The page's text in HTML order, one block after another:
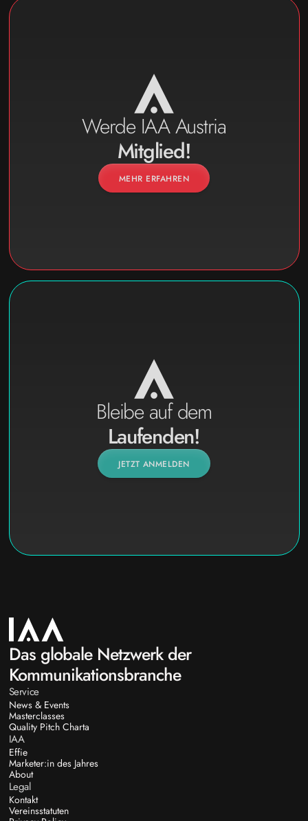
Werde IAA Austria
Mitglied!
MEHR ERFAHREN
Bleibe auf dem
Laufenden!
JETZT ANMELDEN
Das globale Netzwerk der
Kommunikationsbranche
Service
News & Events
Masterclasses
Quality Pitch Charta
IAA
Effie
Marketer:in des Jahres
About
Legal
Kontakt
Vereinsstatuten